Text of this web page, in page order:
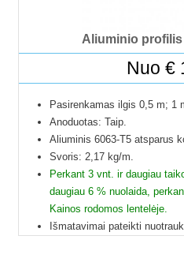
Aliuminio profilis
Nuo €
Pasirenkamas ilgis 0,5 m; 1
Anoduotas: Taip.
Aliuminis 6063-T5 atsparus
Svoris: 2,17 kg/m.
Perkant 3 vnt. ir daugiau
daugiau 6 % nuolaida,
Kainos rodomos lentelėje.
Išmatavimai pateikti